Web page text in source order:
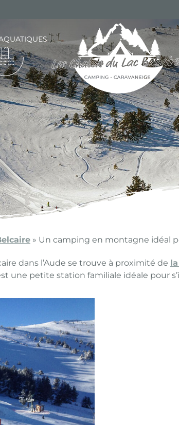
» Un camping en montagne idéal
dans l’Aude se trouve à proximité de
une petite station familiale idéale pour